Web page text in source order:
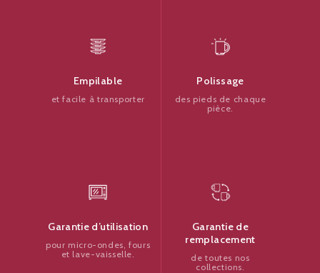
Empilable
et facile à transporter
Polissage
des pieds de chaque
pièce.
Garantie d’utilisation
pour micro-ondes, fours
et lave-vaisselle.
Garantie de
remplacement
de toutes nos
collections.